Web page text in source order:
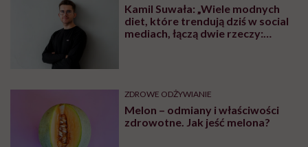
Jesz truskawki i jagody prosto z
łubianki? Ratownik medyczny
pokazał skutki podstępnej
PRZEPISY
Kwas Bołotowa – mikstura
szarlatana czy suplement
geniusza?